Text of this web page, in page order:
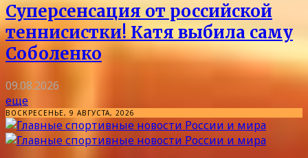
Суперсенсация от российской
теннисистки! Катя выбила саму
Соболенко
09.08.2026
еще
ВОСКРЕСЕНЬЕ, 9 АВГУСТА, 2026